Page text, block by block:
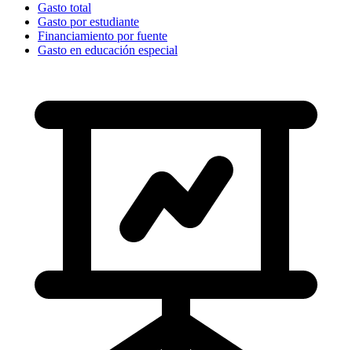
Gasto total
Gasto por estudiante
Financiamiento por fuente
Gasto en educación especial